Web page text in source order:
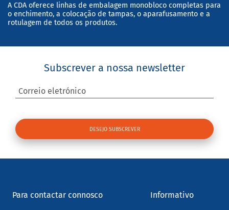
A CDA oferece linhas de embalagem monobloco completas para
o enchimento, a colocação de tampas, o aparafusamento e a
rotulagem de todos os produtos.
Subscrever a nossa newsletter
Correio eletrónico
Para contactar connosco Informativo